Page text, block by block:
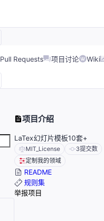
Pull Requests 项目讨论 Wiki
项目介绍
LaTex幻灯片模板10套+
MIT_License 3提交数
定制我的领域
README
规则集
举报项目